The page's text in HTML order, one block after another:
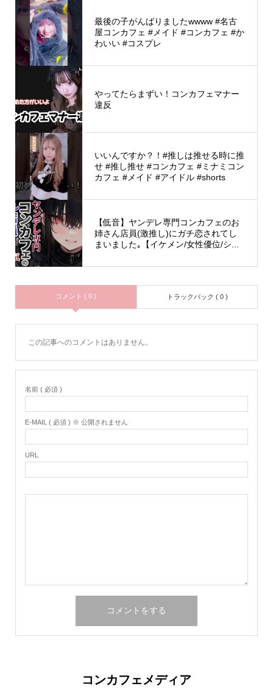
最後の子がんばりましたwwww #名古
屋コンカフェ #メイド #コンカフェ #か
わいい #コスプレ
やってたらまずい！コンカフェマナー
違反
いいんですか？！#推しは推せる時に推
せ #推し推せ #コンカフェ #ミナミコン
カフェ #メイド #アイドル #shorts
【低音】ヤンデレ専門コンカフェのお
姉さん店員(激推し)にガチ恋されてし
まいました｡【イケメン/女性優位/シ...
コメント ( 0 ) トラックバック ( 0 )
この記事へのコメントはありません。
名前 ( 必須 )
E-MAIL ( 必須 ) ※ 公開されません
URL
コンカフェメディア